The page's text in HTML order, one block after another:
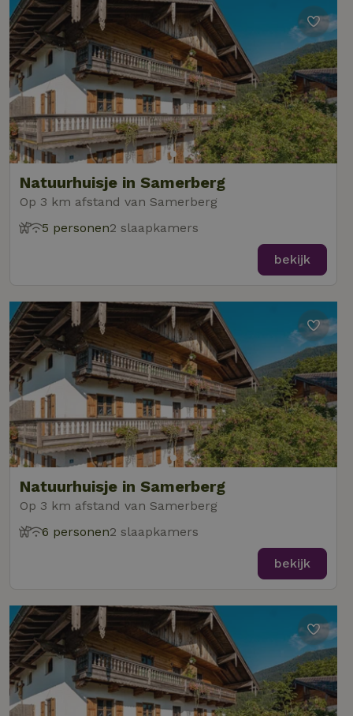
Natuurhuisje in Samerberg
Op 3 km afstand van Samerberg
5 personen2 slaapkamers
bekijk
Natuurhuisje in Samerberg
Op 3 km afstand van Samerberg
6 personen2 slaapkamers
bekijk